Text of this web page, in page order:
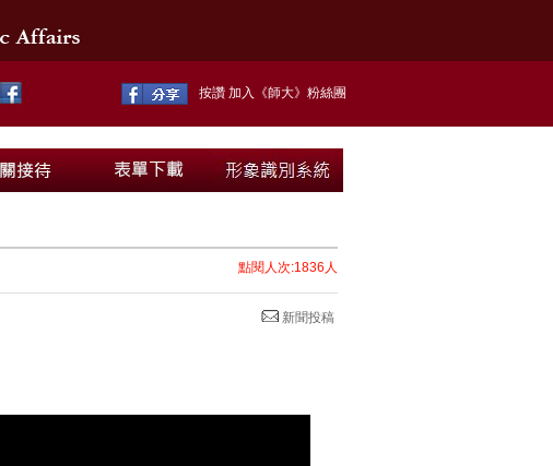
按讚 加入《師大》粉絲團
點閱人次:1836人
新聞投稿